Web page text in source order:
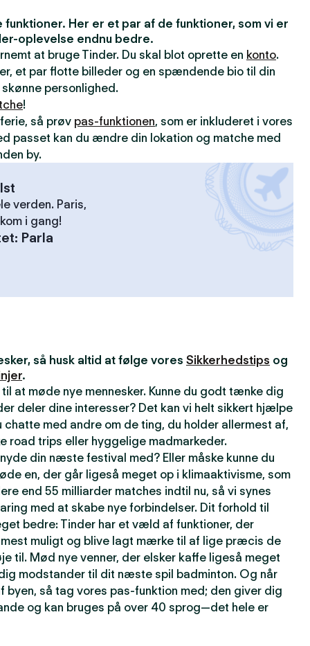
Her er et par af de funktioner, som vi er
oplevelse endnu bedre.
at bruge Tinder. Du skal blot oprette en konto.
et par flotte billeder og en spændende bio til din
personlighed.
!
så prøv pas-funktionen, som er inkluderet i vores
passet kan du ændre din lokation og matche med
by.
verden. Paris,
i gang!
: Parla
så husk altid at følge vores Sikkerhedstips og
.
at møde nye mennesker. Kunne du godt tænke dig
deler dine interesser? Det kan vi helt sikkert hjælpe
chatte med andre om de ting, du holder allermest af,
road trips eller hyggelige madmarkeder.
din næste festival med? Eller måske kunne du
en, der går ligeså meget op i klimaaktivisme, som
end 55 milliarder matches indtil nu, så vi synes
med at skabe nye forbindelser. Dit forhold til
bedre: Tinder har et væld af funktioner, der
muligt og blive lagt mærke til af lige præcis de
til. Mød nye venner, der elsker kaffe ligeså meget
modstander til dit næste spil badminton. Og når
byen, så tag vores pas-funktion med; den giver dig
og kan bruges på over 40 sprog—det hele er